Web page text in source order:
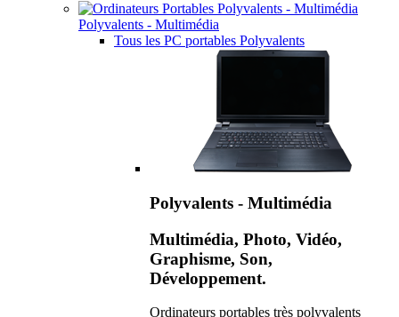
Polyvalents - Multimédia
Tous les PC portables Polyvalents
Polyvalents - Multimédia
Multimédia, Photo, Vidéo,
Graphisme, Son,
Développement.
Ordinateurs portables très polyvalents